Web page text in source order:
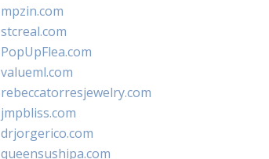
mpzin.com
stcreal.com
PopUpFlea.com
valueml.com
rebeccatorresjewelry.com
jmpbliss.com
drjorgerico.com
queensushipa.com